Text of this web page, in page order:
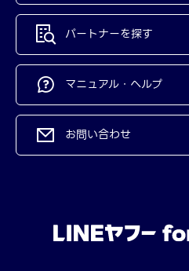
パートナーを探す
マニュアル・ヘルプ
お問い合わせ